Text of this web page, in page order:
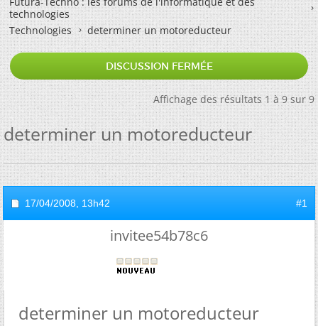
technologies
Technologies
determiner un motoreducteur
DISCUSSION FERMÉE
Affichage des résultats 1 à 9 sur 9
determiner un motoreducteur
17/04/2008, 13h42 #1
invitee54b78c6
determiner un motoreducteur